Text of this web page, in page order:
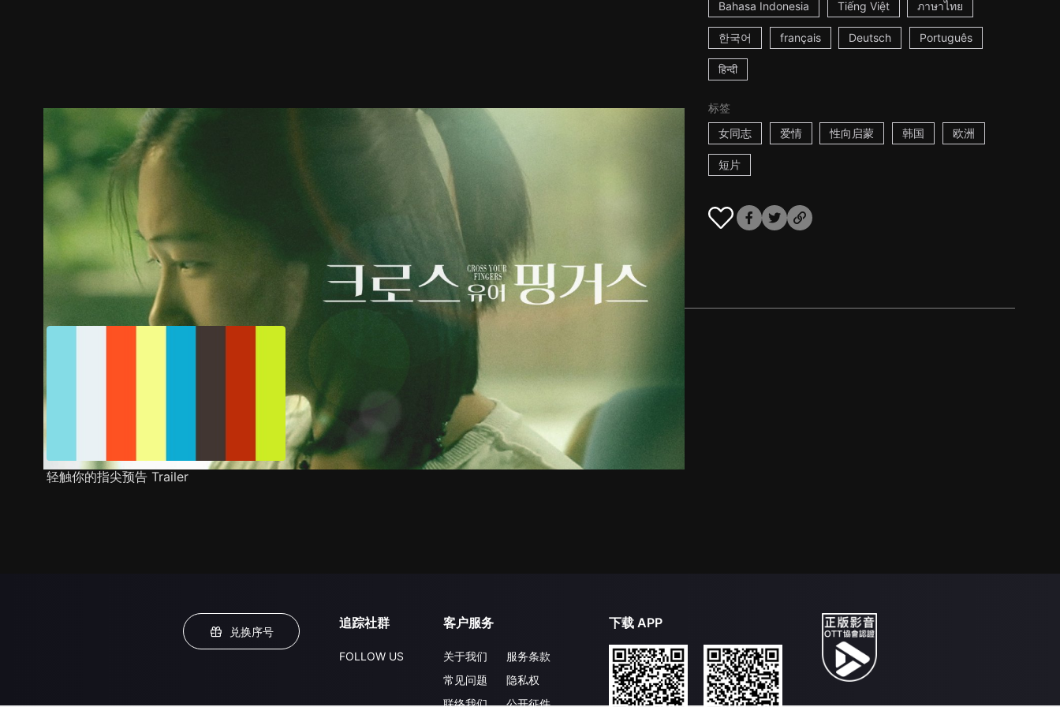
Bahasa Indonesia Tiếng Việt ภาษาไทย
한국어 français Deutsch Português
हिन्दी
标签
女同志
爱情 性向启蒙 韩国 欧洲
短片
剧照 推荐影片
轻触你的指尖预告 Trailer
兑换序号
追踪社群
FOLLOW US
客户服务
关于我们
常见问题
联络我们
服务条款
隐私权
公开征件
下载 APP